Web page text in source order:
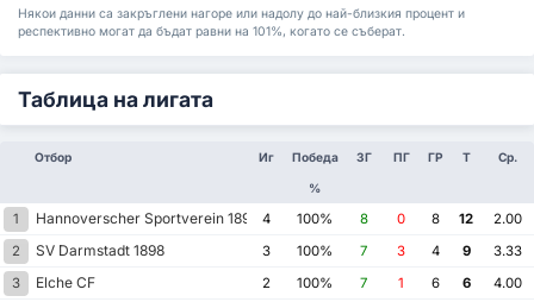
Някои данни са закръглени нагоре или надолу до най-близкия процент и
респективно могат да бъдат равни на 101%, когато се съберат.
Таблица на лигата
Отбор Иг Победа
%
ЗГ ПГ ГР Т Ср.
1 Hannoverscher Sportverein 1896 4 100% 8 0 8 12
2.00
2
SV Darmstadt 1898 3 100% 7 3 4 9
3.33
3
Elche CF 2 100% 7 1 6 6
4.00